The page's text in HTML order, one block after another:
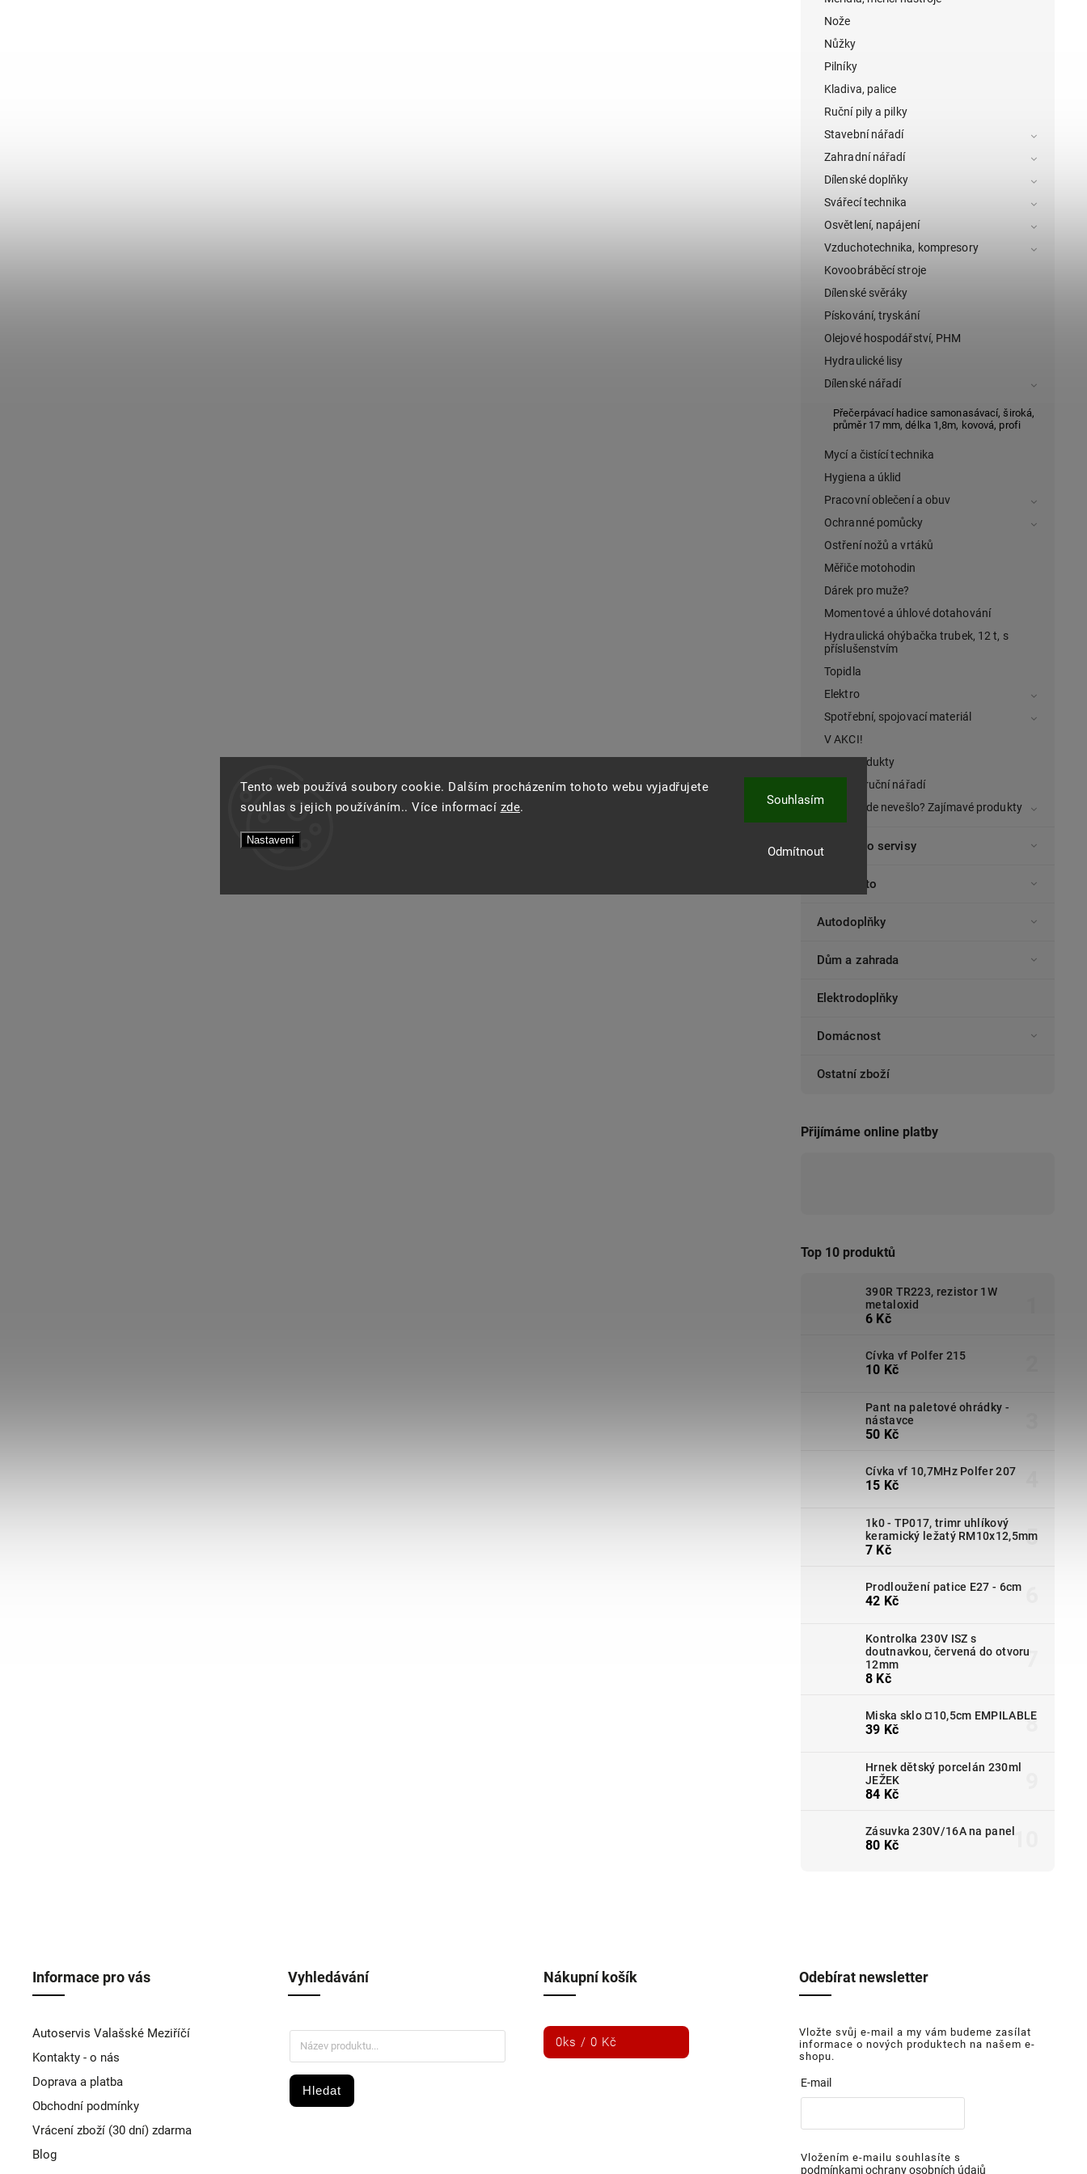
Tento web používá soubory cookie. Dalším procházením tohoto webu vyjadřujete
souhlas s jejich používáním.. Více informací zde.
Nastavení
Odmítnout
Souhlasím
Nože
Nůžky
Pilníky
Kladiva, palice
Ruční pily a pilky
Stavební nářadí
Zahradní nářadí
Dílenské doplňky
Svářecí technika
Osvětlení, napájení
Vzduchotechnika, kompresory
Kovoobráběcí stroje
Dílenské svěráky
Pískování, tryskání
Olejové hospodářství, PHM
Hydraulické lisy
Dílenské nářadí
Přečerpávací hadice samonasávací, široká,
průměr 17 mm, délka 1,8m, kovová, profi
Mycí a čistící technika
Hygiena a úklid
Pracovní oblečení a obuv
Ochranné pomůcky
Ostření nožů a vrtáků
Měřiče motohodin
Dárek pro muže?
Momentové a úhlové dotahování
Hydraulická ohýbačka trubek, 12 t, s
příslušenstvím
Topidla
Elektro
Spotřební, spojovací materiál
V AKCI!
TOP produkty
Ostatní ruční nářadí
Co se jinde nevešlo? Zajímavé produkty
Nářadí pro servisy
Auto-moto
Autodoplňky
Dům a zahrada
Elektrodoplňky
Domácnost
Ostatní zboží
Přijímáme online platby
Top 10 produktů
390R TR223, rezistor 1W
metaloxid
6 Kč
Cívka vf Polfer 215
10 Kč
Pant na paletové ohrádky -
nástavce
50 Kč
Cívka vf 10,7MHz Polfer 207
15 Kč
1k0 - TP017, trimr uhlíkový
keramický ležatý RM10x12,5mm
7 Kč
Prodloužení patice E27 - 6cm
42 Kč
Kontrolka 230V ISZ s
doutnavkou, červená do otvoru
12mm
8 Kč
Miska sklo ¤10,5cm EMPILABLE
39 Kč
Hrnek dětský porcelán 230ml
JEŽEK
84 Kč
Zásuvka 230V/16A na panel
80 Kč
Informace pro vás
Autoservis Valašské Meziříčí
Kontakty - o nás
Doprava a platba
Obchodní podmínky
Vrácení zboží (30 dní) zdarma
Blog
Vyhledávání
Hledat
Nákupní košík
0ks / 0 Kč
Odebírat newsletter
Vložte svůj e-mail a my vám budeme zasílat
informace o nových produktech na našem e-
shopu.
E-mail
Vložením e-mailu souhlasíte s
podmínkami ochrany osobních údajů